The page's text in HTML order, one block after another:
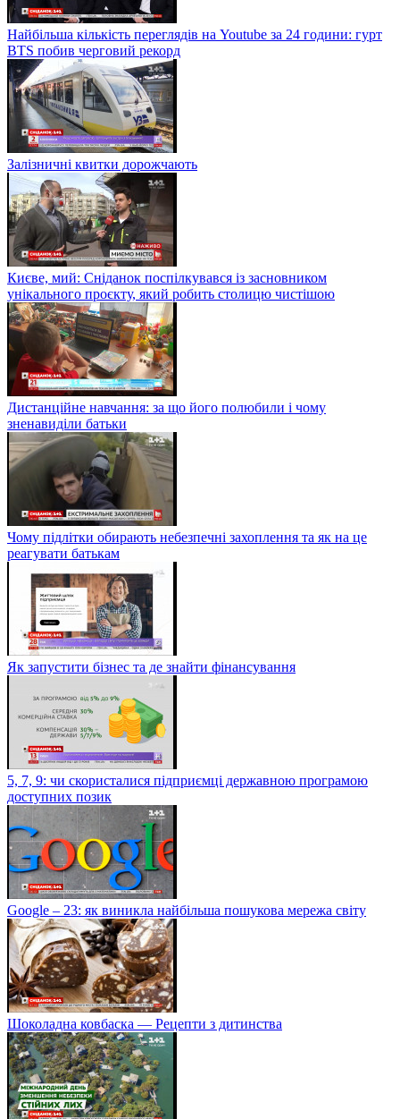
Найбільша кількість переглядів на Youtube за 24 години: гурт
BTS побив черговий рекорд
Залізничні квитки дорожчають
Києве, мий: Сніданок поспілкувався із засновником
унікального проєкту, який робить столицю чистішою
Дистанційне навчання: за що його полюбили і чому
зненавиділи батьки
Чому підлітки обирають небезпечні захоплення та як на це
реагувати батькам
Як запустити бізнес та де знайти фінансування
5, 7, 9: чи скористалися підприємці державною програмою
доступних позик
Google – 23: як виникла найбільша пошукова мережа світу
Шоколадна ковбаска — Рецепти з дитинства